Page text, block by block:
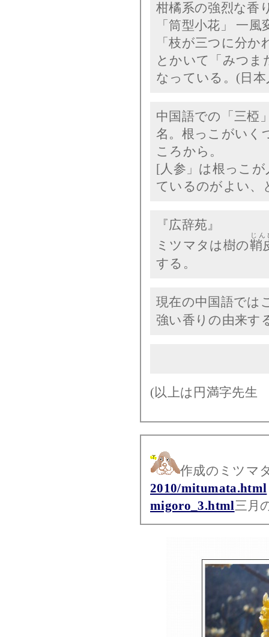
柑橘系の強烈な香
「筒型小花」 一
「枝が三つに分
とかいて「みつま
なっている。(日
中国語での「三椏
名。根っこがいく
ころから。
[人参」は根っこ
ているのがよい、
『広辞苑』
ミツマタは樹の鞘
じん
する。
現在の中国語では
強い香りの由来す
(以上は円満字先生
作成のミツマ
2010/mitumata.html
migoro_3.html 三月